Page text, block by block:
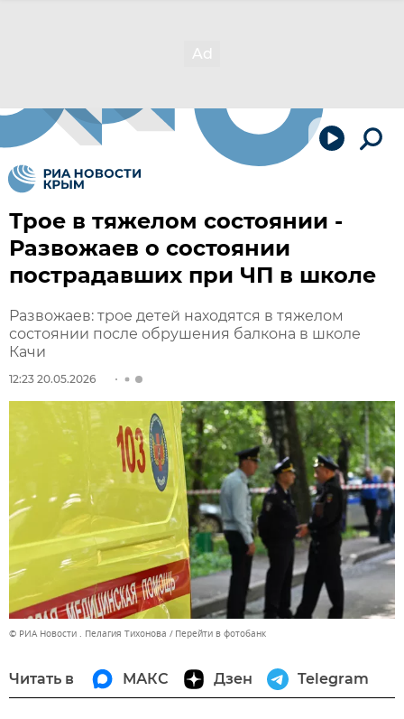
Трое в тяжелом состоянии -
Развожаев о состоянии
пострадавших при ЧП в школе
Развожаев: трое детей находятся в тяжелом
состоянии после обрушения балкона в школе
Качи
12:23 20.05.2026
© РИА Новости . Пелагия Тихонова Перейти в фотобанк
Читать в МАКС Дзен Telegram